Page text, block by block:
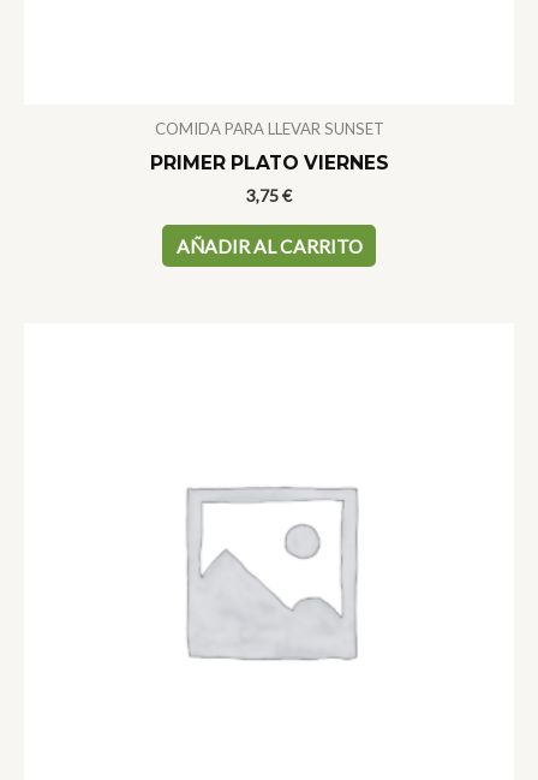
COMIDA PARA LLEVAR SUNSET
PRIMER PLATO VIERNES
3,75€
AÑADIR AL CARRITO